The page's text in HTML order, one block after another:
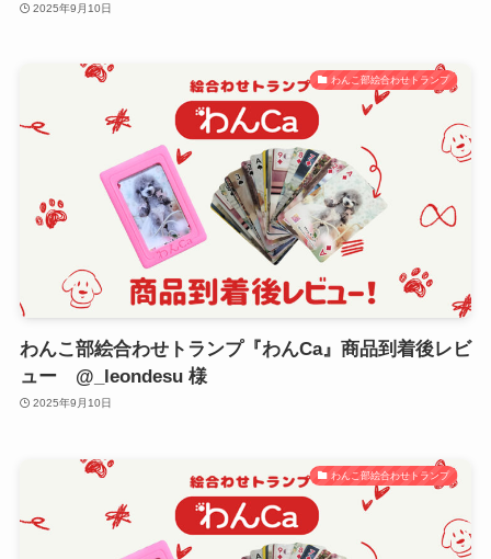
2025年9月10日
わんこ部絵合わせトランプ
わんこ部絵合わせトランプ『わんCa』商品到着後レビ
ュー @_leondesu 様
2025年9月10日
わんこ部絵合わせトランプ